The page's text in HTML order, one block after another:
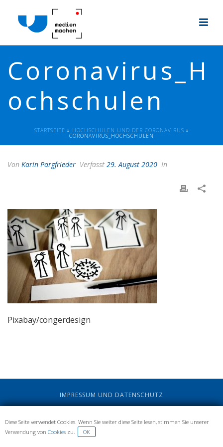
Coronavirus_H
ochschulen
STARTSEITE » HOCHSCHULEN UND DER CORONAVIRUS »
CORONAVIRUS_HOCHSCHULEN
Von Karin Pargfrieder Verfasst 29. August 2020 In
Pixabay/congerdesign
IMPRESSUM UND DATENSCHUTZ
Diese Seite verwendet Cookies. Wenn Sie weiter diese Seite lesen, stimmen Sie unserer
Verwendung von Cookies zu. OK